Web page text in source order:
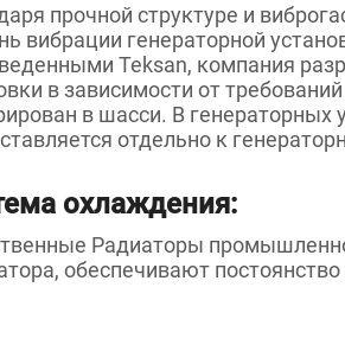
прочной структуре и
вибрации генераторной
Teksan, компания
в зависимости от
в шасси. В
отдельно к
охлаждения:
Радиаторы
обеспечивают